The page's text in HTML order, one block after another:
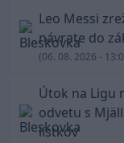
Leo Messi
návrate do
(06. 08. 2026 -
Útok na Ligu
odvetu s
lístkov